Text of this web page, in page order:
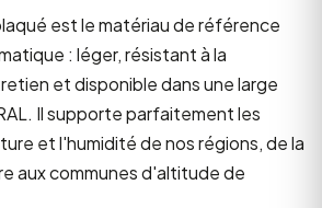
est le matériau de référence
: léger, résistant à la
et disponible dans une large
Il supporte parfaitement les
et l'humidité de nos régions, de la
aux communes d'altitude de